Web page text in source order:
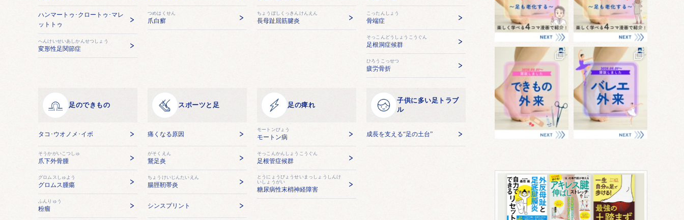
ハンマートゥ･クロートゥ･マレ
ットトゥ
へんけいせいあしかんせつしょう
変形性足関節症
つめはくせん
爪白癬
ちょうぼしくっきんけんえん
長母趾屈筋腱炎
こったんしょう
骨端症
そっこんどうしょうこうぐん
足根洞症候群
ひろうこっせつ
疲労骨折
足のできもの
タコ･ウオノメ･イボ
そうかがいこつしゅ
爪下外骨腫
グロムスしゅよう
グロムス腫瘍
ふんりゅう
粉瘤
スポーツと足
痛くなる原因
がそくえん
鵞足炎
ちょうけいじんたいえん
腸脛靭帯炎
シンスプリント
足の痺れ
モートンびょう
モートン病
そっこんかんしょうこうぐん
足根管症候群
とうにょうびょうせいまっしょうしんけ
いしょうがい
糖尿病性末梢神経障害
子供に多い足トラブ
ル
成長を支える“足の土台”